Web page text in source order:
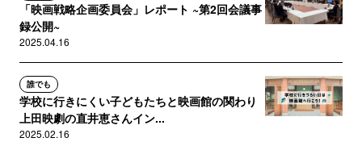
「映画戦略企画委員会」レポート ~第2回会議事
録公開~
2025.04.16
誰でも
学校に行きにくい子どもたちと映画館の関わり
上田映劇の直井恵さんイン...
2025.02.16